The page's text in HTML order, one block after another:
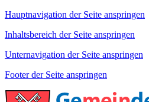
Hauptnavigation der Seite anspringen
Inhaltsbereich der Seite anspringen
Unternavigation der Seite anspringen
Footer der Seite anspringen